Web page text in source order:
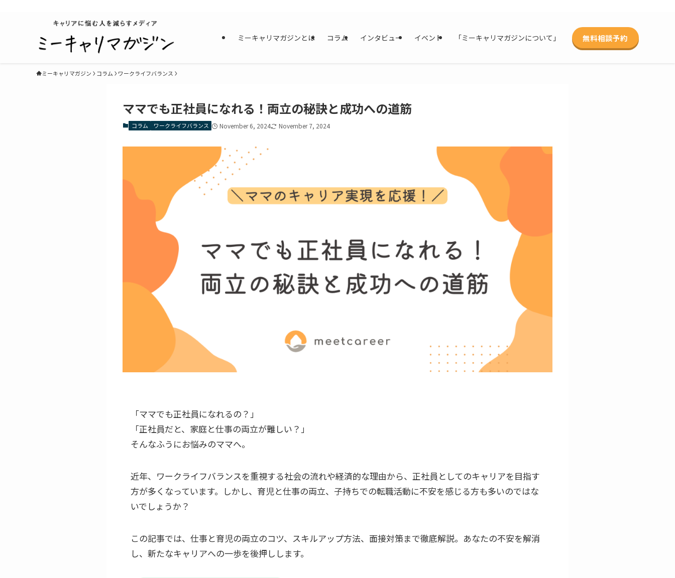
ミーキャリマガジンとは コラム インタビュー イベント 「ミーキャリマガジンについて」 無料相談予約
ミーキャリマガジン コラム ワークライフバランス
ママでも正社員になれる！両立の秘訣と成功への道筋
コラム ワークライフバランス November 6, 2024 November 7, 2024
「ママでも正社員になれるの？」
「正社員だと、家庭と仕事の両立が難しい？」
そんなふうにお悩みのママへ。
近年、ワークライフバランスを重視する社会の流れや経済的な理由から、正社員としてのキャリアを目指す
方が多くなっています。しかし、育児と仕事の両立、子持ちでの転職活動に不安を感じる方も多いのではな
いでしょうか？
この記事では、仕事と育児の両立のコツ、スキルアップ方法、面接対策まで徹底解説。あなたの不安を解消
し、新たなキャリアへの一歩を後押しします。